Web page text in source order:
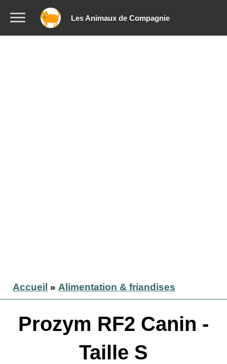
Les Animaux de Compagnie
Accueil » Alimentation & friandises
Prozym RF2 Canin -
Taille S